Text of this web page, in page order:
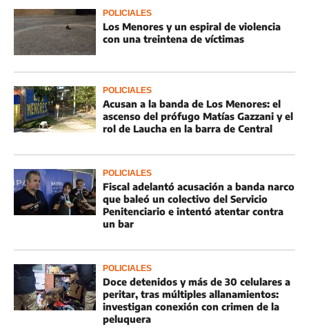
POLICIALES
Los Menores y un espiral de violencia
con una treintena de víctimas
POLICIALES
Acusan a la banda de Los Menores: el
ascenso del prófugo Matías Gazzani y el
rol de Laucha en la barra de Central
POLICIALES
Fiscal adelantó acusación a banda narco
que baleó un colectivo del Servicio
Penitenciario e intentó atentar contra
un bar
POLICIALES
Doce detenidos y más de 30 celulares a
peritar, tras múltiples allanamientos:
investigan conexión con crimen de la
peluquera